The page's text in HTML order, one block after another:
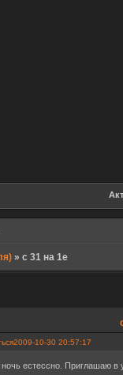
»с 31 на 1е
2009-10-30 20:57:17
ночь естессно. Приглашаю